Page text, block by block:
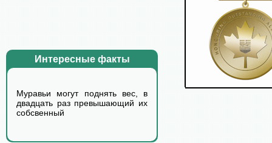
Интересные факты
Муравьи могут поднять вес, в
двадцать раз превышающий их
собсвенный